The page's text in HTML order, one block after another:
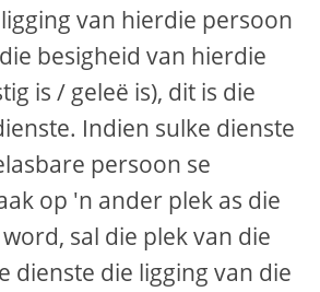
van hierdie persoon
besigheid van hierdie
is / geleë is), dit is die
Indien sulke dienste
persoon se
op 'n ander plek as die
sal die plek van die
dienste die ligging van die